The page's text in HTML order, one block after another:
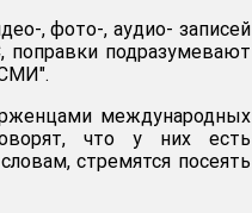
, фото-, аудио- записей
поправки подразумевают
международных
что у них есть
стремятся посеять